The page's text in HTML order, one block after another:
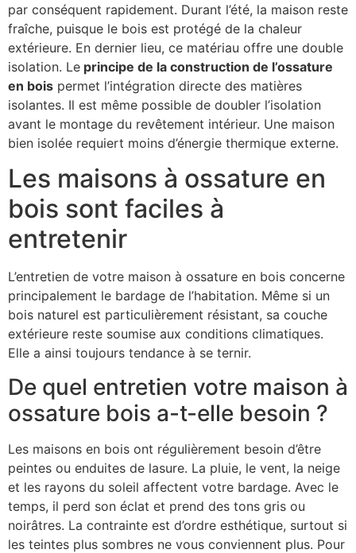
par conséquent rapidement. Durant l’été, la maison reste
fraîche, puisque le bois est protégé de la chaleur
extérieure. En dernier lieu, ce matériau offre une double
isolation. Le principe de la construction de l’ossature
en bois permet l’intégration directe des matières
isolantes. Il est même possible de doubler l’isolation
avant le montage du revêtement intérieur. Une maison
bien isolée requiert moins d’énergie thermique externe.
Les maisons à ossature en
bois sont faciles à
entretenir
L’entretien de votre maison à ossature en bois concerne
principalement le bardage de l’habitation. Même si un
bois naturel est particulièrement résistant, sa couche
extérieure reste soumise aux conditions climatiques.
Elle a ainsi toujours tendance à se ternir.
De quel entretien votre maison à
ossature bois a-t-elle besoin ?
Les maisons en bois ont régulièrement besoin d’être
peintes ou enduites de lasure. La pluie, le vent, la neige
et les rayons du soleil affectent votre bardage. Avec le
temps, il perd son éclat et prend des tons gris ou
noirâtres. La contrainte est d’ordre esthétique, surtout si
les teintes plus sombres ne vous conviennent plus. Pour